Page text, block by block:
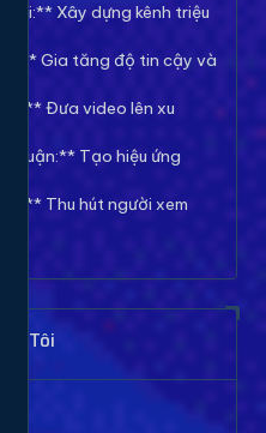
Xây dựng kênh triệu
Gia tăng độ tin cậy và
Đưa video lên xu
luận:** Tạo hiệu ứng
Thu hút người xem
Tôi